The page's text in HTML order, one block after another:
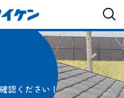
認ください！